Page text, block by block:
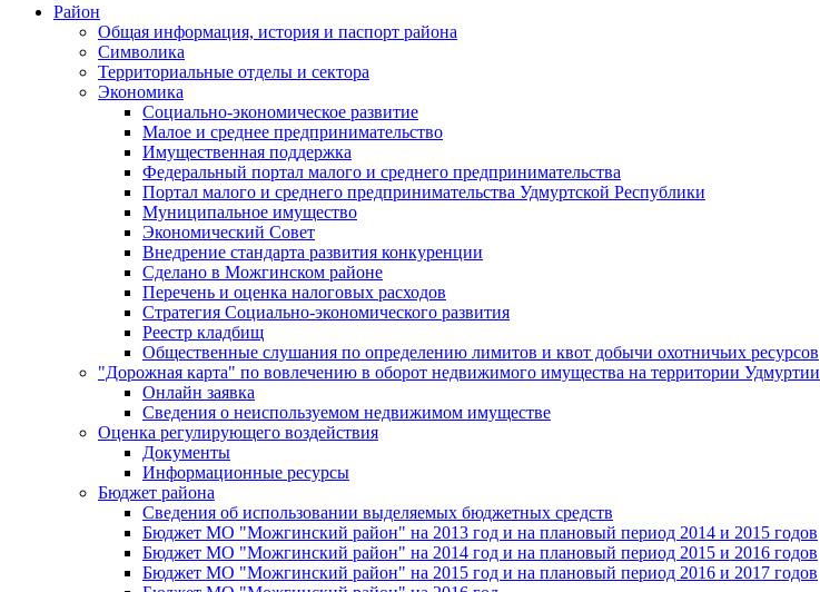
Район
Общая информация, история и паспорт района
Символика
Территориальные отделы и сектора
Экономика
Социально-экономическое развитие
Малое и среднее предпринимательство
Имущественная поддержка
Федеральный портал малого и среднего предпринимательства
Портал малого и среднего предпринимательства Удмуртской Республики
Муниципальное имущество
Экономический Совет
Внедрение стандарта развития конкуренции
Сделано в Можгинском районе
Перечень и оценка налоговых расходов
Стратегия Социально-экономического развития
Реестр кладбищ
Общественные слушания по определению лимитов и квот добычи охотничьих ресурсов
"Дорожная карта" по вовлечению в оборот недвижимого имущества на территории Удмуртии
Онлайн заявка
Сведения о неиспользуемом недвижимом имуществе
Оценка регулирующего воздействия
Документы
Информационные ресурсы
Бюджет района
Сведения об использовании выделяемых бюджетных средств
Бюджет МО "Можгинский район" на 2013 год и на плановый период 2014 и 2015 годов
Бюджет МО "Можгинский район" на 2014 год и на плановый период 2015 и 2016 годов
Бюджет МО "Можгинский район" на 2015 год и на плановый период 2016 и 2017 годов